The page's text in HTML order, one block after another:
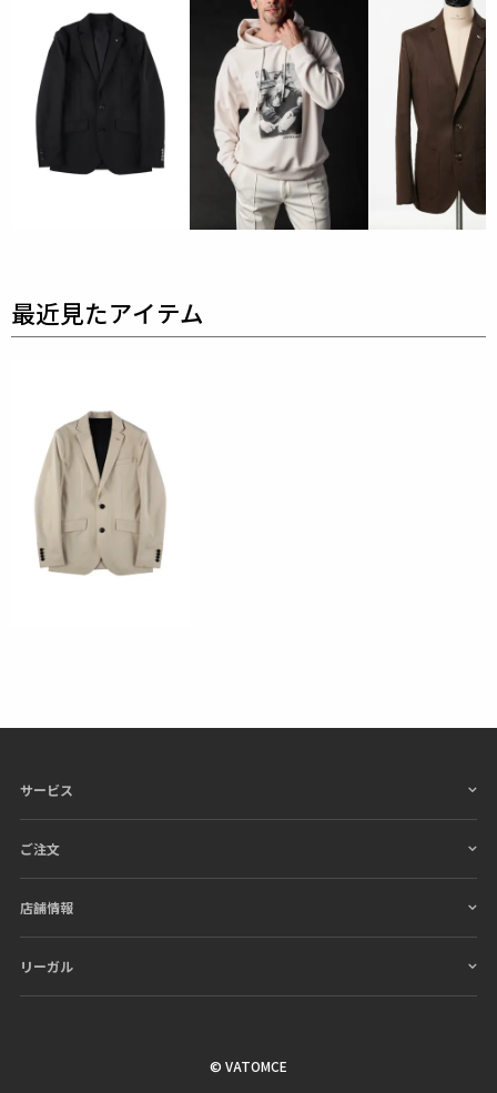
COTTON COMPRESSOR
綿の混用率が60％近くありながら極限まで毛羽を減ら
し、
合繊タッチの生地に仕上げました。PU混でハイ
ゲージの為、
目の詰まった生地で、非常に仕立て映え
します。
糸番手ムラが少なく、毛羽が出にくいコンパ
クト紡績綿糸を用いたハイゲージのストレッチ素材で
ナイロンとポリウレタンを交編することにより、
スポーティーな要素とストレッチ性を兼ね備えていま
材です。また、整理加工では特殊なシルケット加工を
施していますので、仕立て映えするハリ感のある素材
表地 : コットン58% ナイロン37% ポリウレタン5%
裏地 : キュプラ100%
別布 : ポリエステル100%
サービス
ご注文
店舗情報
リーガル
© VATOMCE